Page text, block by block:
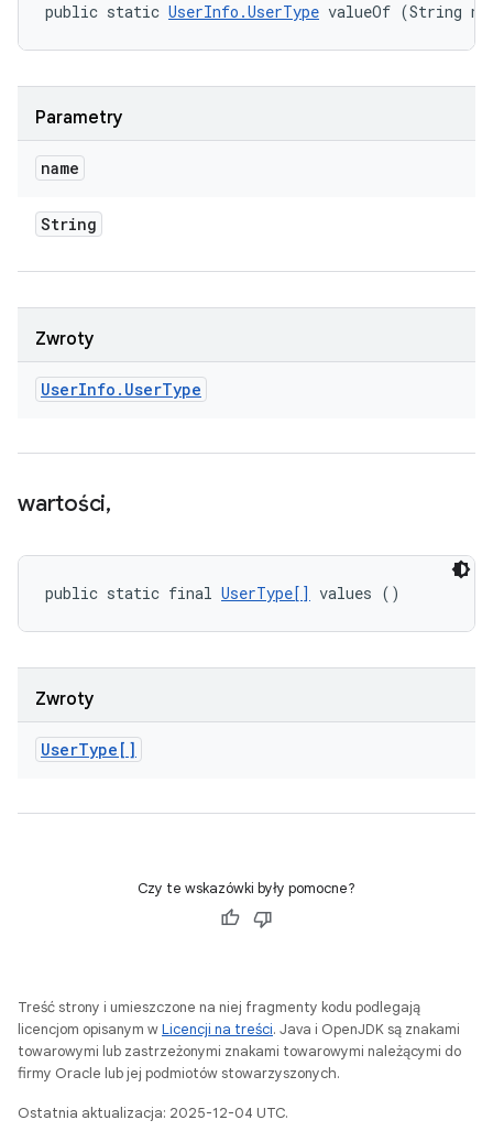
public static UserInfo.UserType valueOf (String
Parametry
name
String
Zwroty
UserInfo . UserType
wartości,
public static final UserType[] values ()
Zwroty
UserType[]
Czy te wskazówki były pomocne?
Treść strony i umieszczone na niej fragmenty kodu podlegają
licencjom opisanym wLicencji na treści. Java i OpenJDK są znakami
towarowymi lub zastrzeżonymi znakami towarowymi należącymi do
firmy Oracle lub jej podmiotów stowarzyszonych.
Ostatnia aktualizacja: 2025-12-04 UTC.